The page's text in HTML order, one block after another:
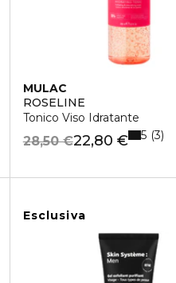
MULAC
ROSELINE
Tonico Viso Idratante
22,80 €
28,50 € 5 3
Esclusiva